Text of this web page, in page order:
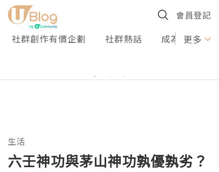
會員登記
社群創作有價企劃 社群熱話 成為U更多
生活
六壬神功與茅山神功孰優孰劣？